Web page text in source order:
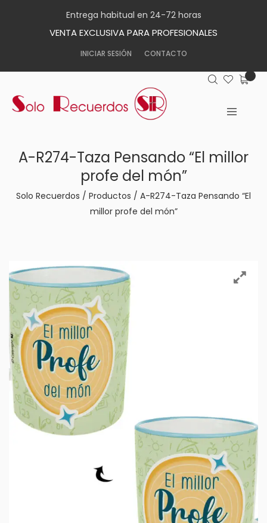
Entrega habitual en 24-72 horas
VENTA EXCLUSIVA PARA PROFESIONALES
INICIAR SESIÓN CONTACTO
A-R274-Taza Pensando “El millor
profe del món”
Solo Recuerdos / Productos / A-R274-Taza Pensando “El
millor profe del món”